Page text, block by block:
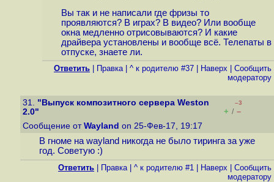
Вы так и не написали где фризы то
проявляются? В играх? В видео? Или вообще
окна медленно отрисовываются? И какие
драйвера установлены и вообще всё. Телепаты в
отпуске, знаете ли.
Ответить Правка| ^ к родителю #37 Наверх
Cообщить
модератору
31. "Выпуск композитного сервера Weston
2.0"
–3
+ / –
Сообщение от Wayland on 25-Фев-17, 19:17
В гноме на wayland никогда не было тиринга за уже
год. Советую :)
Ответить Правка| ^ к родителю #1 Наверх
Cообщить
модератору